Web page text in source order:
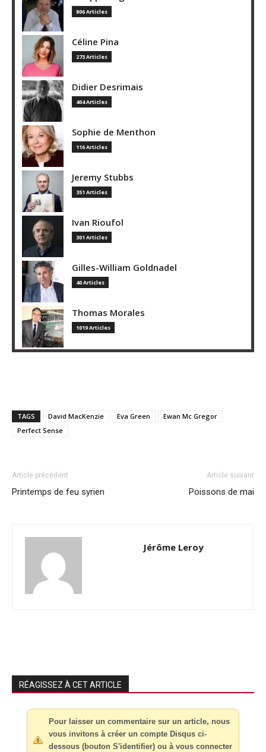
806 Articles
Céline Pina
273 Articles
Didier Desrimais
404 Articles
Sophie de Menthon
116 Articles
Jeremy Stubbs
351 Articles
Ivan Rioufol
301 Articles
Gilles-William Goldnadel
40 Articles
Thomas Morales
1019 Articles
TAGS David MacKenzie Eva Green
Ewan Mc Gregor
Perfect Sense
Article précédent
Printemps de feu syrien
Article suivant
Poissons de mai
Jérôme Leroy
RÉAGISSEZ À CET ARTICLE
Pour laisser un commentaire sur un article, nous
vous invitons à créer un compte Disqus ci-
dessous (bouton S'identifier) ou à vous connecter